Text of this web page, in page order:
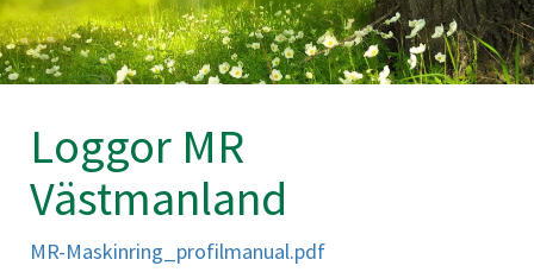
Loggor MR
Västmanland
MR-Maskinring_profilmanual.pdf